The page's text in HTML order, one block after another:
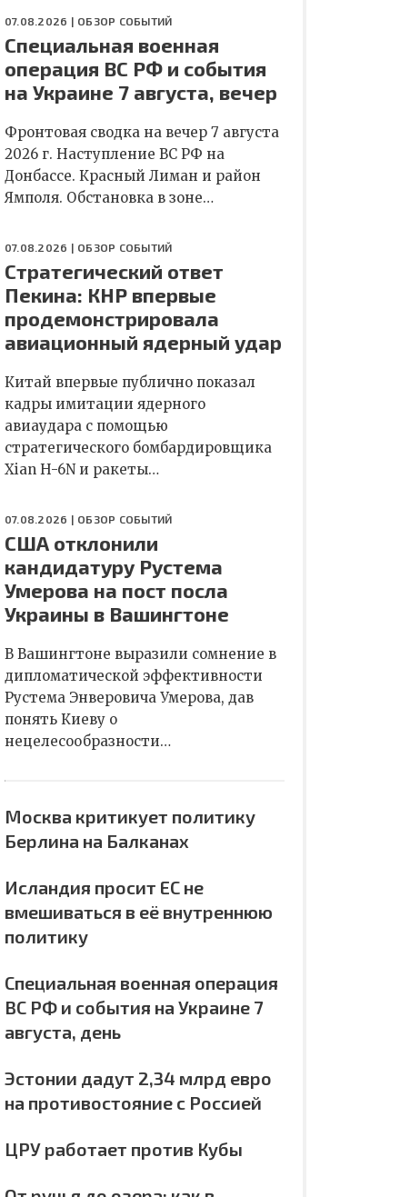
07.08.2026 | ОБЗОР СОБЫТИЙ
Специальная военная
операция ВС РФ и события
на Украине 7 августа, вечер
Фронтовая сводка на вечер 7 августа
2026 г. Наступление ВС РФ на
Донбассе. Красный Лиман и район
Ямполя. Обстановка в зоне…
07.08.2026 | ОБЗОР СОБЫТИЙ
Стратегический ответ
Пекина: КНР впервые
продемонстрировала
авиационный ядерный удар
Китай впервые публично показал
кадры имитации ядерного
авиаудара с помощью
стратегического бомбардировщика
Xian H-6N и ракеты…
07.08.2026 | ОБЗОР СОБЫТИЙ
США отклонили
кандидатуру Рустема
Умерова на пост посла
Украины в Вашингтоне
В Вашингтоне выразили сомнение в
дипломатической эффективности
Рустема Энверовича Умерова, дав
понять Киеву о
нецелесообразности…
Москва критикует политику
Берлина на Балканах
Исландия просит ЕС не
вмешиваться в её внутреннюю
политику
Специальная военная операция
ВС РФ и события на Украине 7
августа, день
Эстонии дадут 2,34 млрд евро
на противостояние с Россией
ЦРУ работает против Кубы